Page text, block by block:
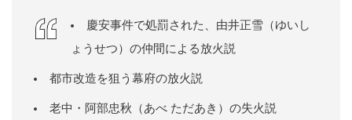
慶安事件で処罰された、由井正雪（ゆいし
ょうせつ）の仲間による放火説
都市改造を狙う幕府の放火説
老中・阿部忠秋（あべ ただあき）の失火説